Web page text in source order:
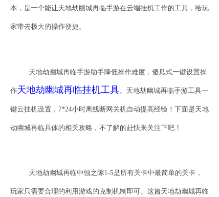
本，是一个能让天地劫幽城再临手游在云端挂机工作的工具，给玩
家带去极大的操作便捷。
天地劫幽城再临手游助手降低操作难度，傻瓜式一键设置操
作天地劫幽城再临挂机工具。 天地劫幽城再临手游工具一
键云挂机设置， 7*24小时离线断网关机自动提高经验！下面是天地
劫幽城再临具体的相关攻略，不了解的赶快来关注下吧！
天地劫幽城再临中蚀之隙1-5是所有关卡中最简单的关卡，
玩家只需要合理的利用游戏的克制机制即可。这篇天地劫幽城再临